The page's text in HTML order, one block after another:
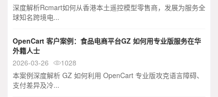
深度解析Rcmart如何从香港本土遥控模型零售商，发展为服务全
球知名跨境电...
OpenCart 客户案例：食品电商平台GZ 如何用专业版服务在华
外籍人士
2026-03-26
1028
本案例深度解析 GZ 如何利用 OpenCart 专业版攻克语言障碍、
支付差异及冷...